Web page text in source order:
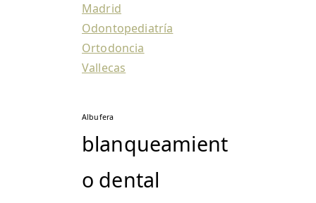
Madrid
Odontopediatría
Ortodoncia
Vallecas
Albufera
blanqueamient
o dental